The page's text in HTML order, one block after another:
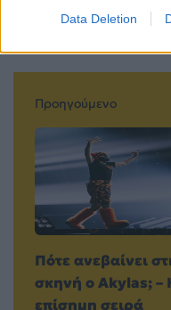
Data Deletion
Προηγούμενο
Πότε ανεβαίνει
σκηνή ο Akylas; –
επίσημη σειρά